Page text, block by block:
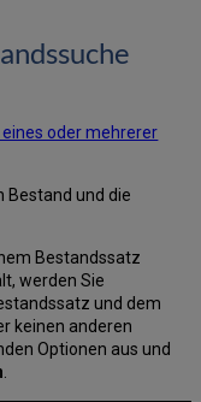
oder mehrerer
Bestand und die
Bestandssatz
werden Sie
und dem
keinen anderen
Optionen aus und
.